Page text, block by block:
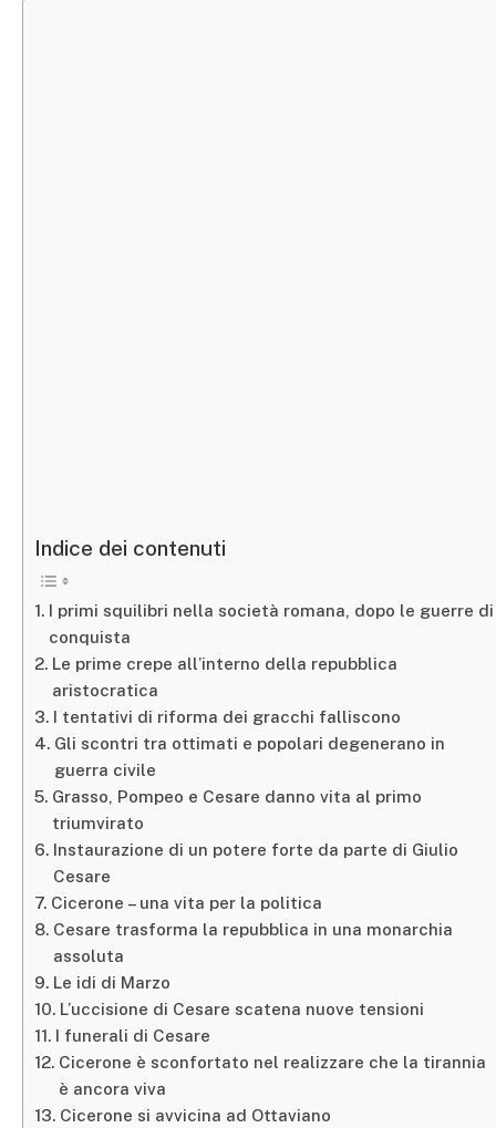
Indice dei contenuti
I primi squilibri nella società romana, dopo le guerre di
conquista
Le prime crepe all’interno della repubblica
aristocratica
I tentativi di riforma dei gracchi falliscono
Gli scontri tra ottimati e popolari degenerano in
guerra civile
Grasso, Pompeo e Cesare danno vita al primo
triumvirato
Instaurazione di un potere forte da parte di Giulio
Cesare
Cicerone – una vita per la politica
Cesare trasforma la repubblica in una monarchia
assoluta
Le idi di Marzo
L’uccisione di Cesare scatena nuove tensioni
I funerali di Cesare
Cicerone è sconfortato nel realizzare che la tirannia
è ancora viva
Cicerone si avvicina ad Ottaviano